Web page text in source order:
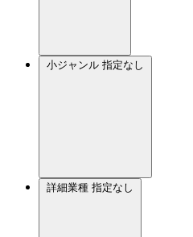
小ジャンル 指定なし
詳細業種 指定なし